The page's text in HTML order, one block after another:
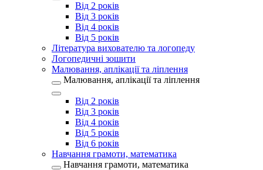
Від 2 років
Від 3 років
Від 4 років
Від 5 років
Література вихователю та логопеду
Логопедичні зошити
Малювання, аплікації та ліплення
Малювання, аплікації та ліплення
Від 2 років
Від 3 років
Від 4 років
Від 5 років
Від 6 років
Навчання грамоти, математика
Навчання грамоти, математика